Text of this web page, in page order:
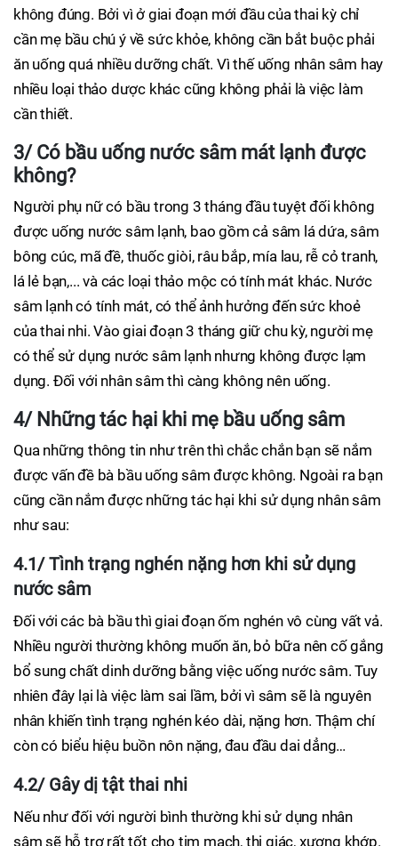
không đúng. Bởi vì ở giai đoạn mới đầu của thai kỳ chỉ
cần mẹ bầu chú ý về sức khỏe, không cần bắt buộc phải
ăn uống quá nhiều dưỡng chất. Vì thế uống nhân sâm hay
nhiều loại thảo dược khác cũng không phải là việc làm
cần thiết.
3/ Có bầu uống nước sâm mát lạnh được
không?
Người phụ nữ có bầu trong 3 tháng đầu tuyệt đối không
được uống nước sâm lạnh, bao gồm cả sâm lá dứa, sâm
bông cúc, mã đề, thuốc giòi, râu bắp, mía lau, rễ cỏ tranh,
lá lẻ bạn,... và các loại thảo mộc có tính mát khác. Nước
sâm lạnh có tính mát, có thể ảnh hưởng đến sức khoẻ
của thai nhi. Vào giai đoạn 3 tháng giữ chu kỳ, người mẹ
có thể sử dụng nước sâm lạnh nhưng không được lạm
dụng. Đối với nhân sâm thì càng không nên uống.
4/ Những tác hại khi mẹ bầu uống sâm
Qua những thông tin như trên thì chắc chắn bạn sẽ nắm
được vấn đề bà bầu uống sâm được không. Ngoài ra bạn
cũng cần nắm được những tác hại khi sử dụng nhân sâm
như sau:
4.1/ Tình trạng nghén nặng hơn khi sử dụng
nước sâm
Đối với các bà bầu thì giai đoạn ốm nghén vô cùng vất vả.
Nhiều người thường không muốn ăn, bỏ bữa nên cố gắng
bổ sung chất dinh dưỡng bằng việc uống nước sâm. Tuy
nhiên đây lại là việc làm sai lầm, bởi vì sâm sẽ là nguyên
nhân khiến tình trạng nghén kéo dài, nặng hơn. Thậm chí
còn có biểu hiệu buồn nôn nặng, đau đầu dai dẳng…
4.2/ Gây dị tật thai nhi
Nếu như đối với người bình thường khi sử dụng nhân
sâm sẽ hỗ trợ rất tốt cho tim mạch, thị giác, xương khớp.